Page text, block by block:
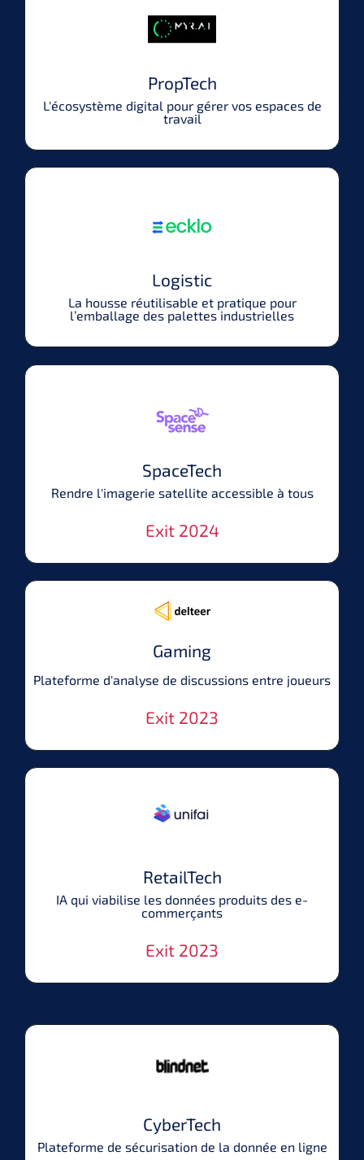
PropTech
L'écosystème digital pour gérer vos espaces de
travail
Logistic
La housse réutilisable et pratique pour
l’emballage des palettes industrielles
SpaceTech
Rendre l'imagerie satellite accessible à tous
Exit 2024
Gaming
Plateforme d'analyse de discussions entre joueurs
Exit 2023
RetailTech
IA qui viabilise les données produits des e-
commerçants
Exit 2023
CyberTech
Plateforme de sécurisation de la donnée en ligne